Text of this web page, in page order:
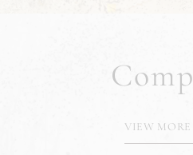
VIEW MORE